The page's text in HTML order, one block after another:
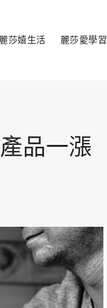
麗莎嬉生活 麗莎愛學習
品一漲